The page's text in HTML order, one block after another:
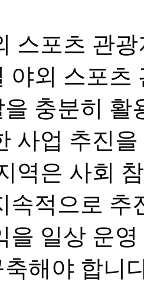
스포츠 관
야외 스포츠
충분히 활
사업 추진
역은 사회
속적으로 추
을 일상 운
해야 합니